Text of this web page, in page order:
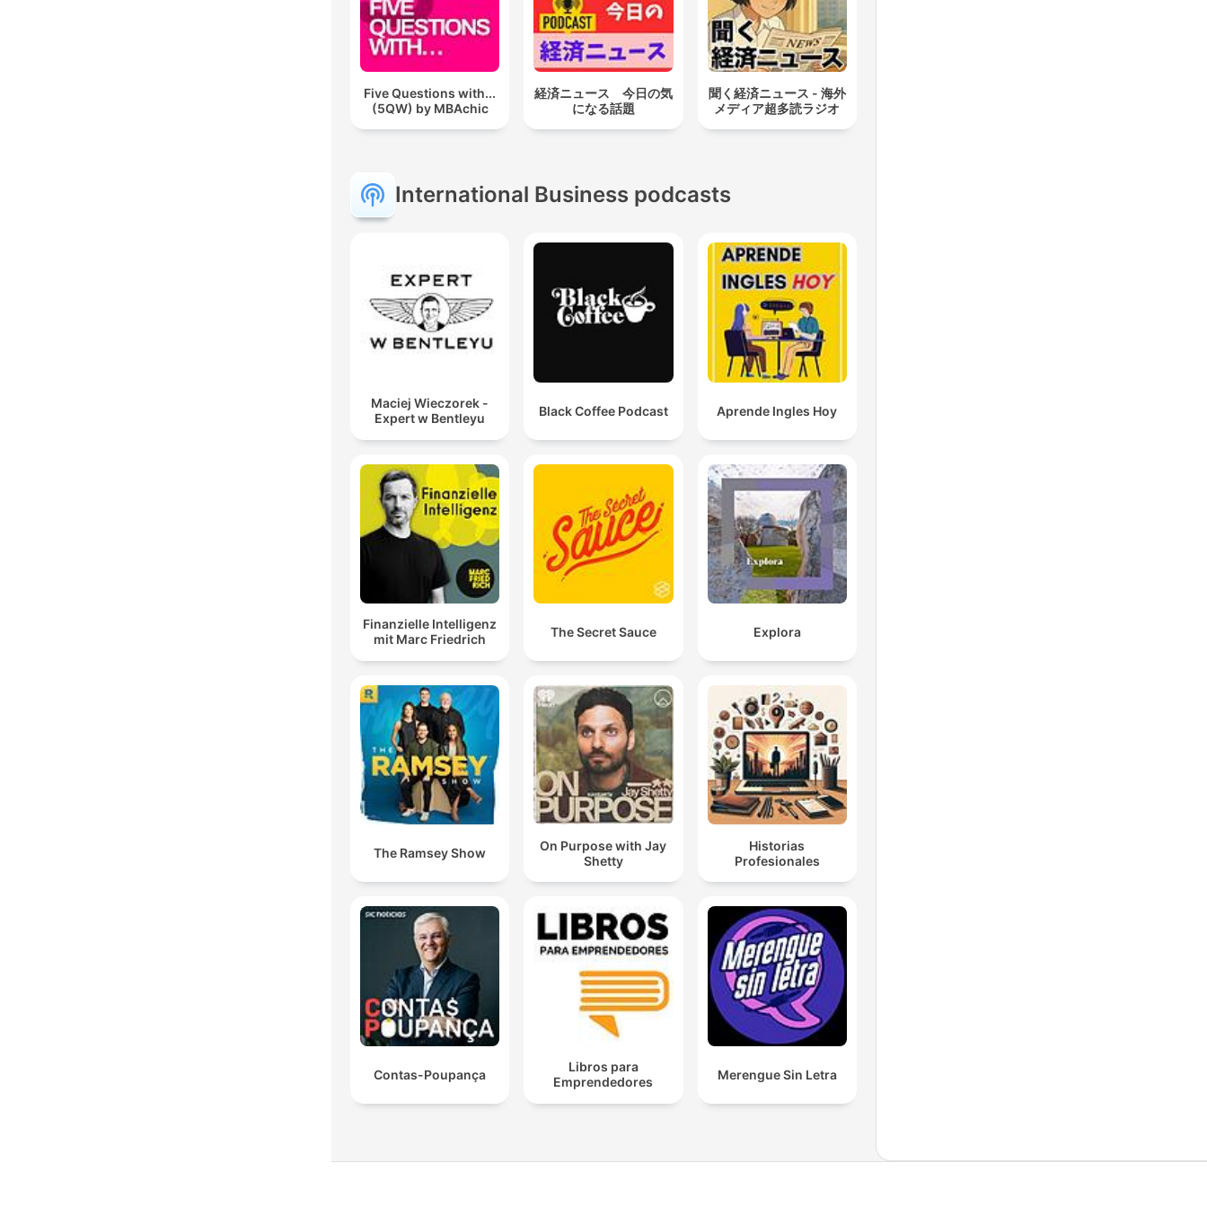
Five Questions with...
(5QW) by MBAchic
経済ニュース 今日の気
になる話題
聞く経済ニュース - 海外
メディア超多読ラジオ
International Business podcasts
Maciej Wieczorek -
Expert w Bentleyu
Black Coffee Podcast Aprende Ingles Hoy
Finanzielle Intelligenz
mit Marc Friedrich
The Secret Sauce Explora
The Ramsey Show
On Purpose with Jay
Shetty
Historias
Profesionales
Contas-Poupança
Libros para
Emprendedores
Merengue Sin Letra